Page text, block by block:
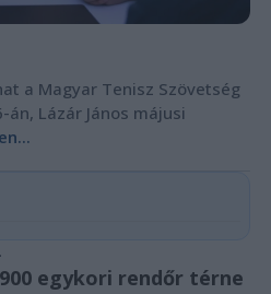
a Magyar Tenisz Szövetség
Lázár János májusi
egykori rendőr térne